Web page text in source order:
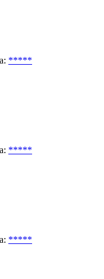
*****
*****
*****